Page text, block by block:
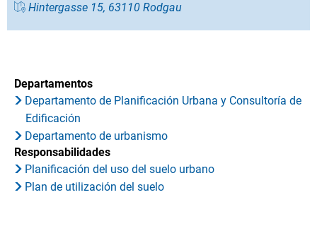
Hintergasse 15, 63110 Rodgau
Departamentos
Departamento de Planificación Urbana y Consultoría de
Edificación
Departamento de urbanismo
Responsabilidades
Planificación del uso del suelo urbano
Plan de utilización del suelo